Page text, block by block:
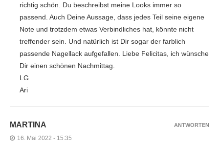
richtig schön. Du beschreibst meine Looks immer so
passend. Auch Deine Aussage, dass jedes Teil seine eigene
Note und trotzdem etwas Verbindliches hat, könnte nicht
treffender sein. Und natürlich ist Dir sogar der farblich
passende Nagellack aufgefallen. Liebe Felicitas, ich wünsche
Dir einen schönen Nachmittag.
LG
Ari
MARTINA
16. Mai 2022 - 15:35
ANTWORTEN